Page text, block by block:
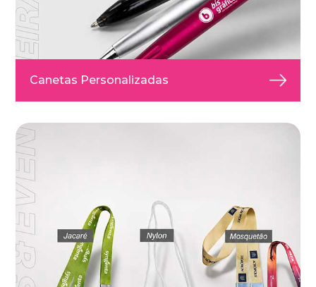
Canetas Personalizadas